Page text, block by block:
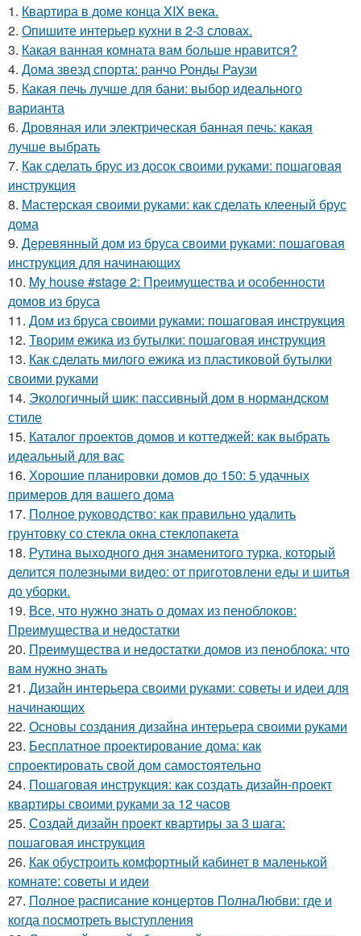
1. Квартира в доме конца XIX века.
2. Опишите интерьер кухни в 2-3 словах.
3. Какая ванная комната вам больше нравится?
4. Дома звезд спорта: ранчо Ронды Раузи
5. Какая печь лучше для бани: выбор идеального
варианта
6. Дровяная или электрическая банная печь: какая
лучше выбрать
7. Как сделать брус из досок своими руками: пошаговая
инструкция
8. Мастерская своими руками: как сделать клееный брус
дома
9. Деревянный дом из бруса своими руками: пошаговая
инструкция для начинающих
10. My house #stage 2: Преимущества и особенности
домов из бруса
11. Дом из бруса своими руками: пошаговая инструкция
12. Творим ежика из бутылки: пошаговая инструкция
13. Как сделать милого ежика из пластиковой бутылки
своими руками
14. Экологичный шик: пассивный дом в нормандском
стиле
15. Каталог проектов домов и коттеджей: как выбрать
идеальный для вас
16. Хорошие планировки домов до 150: 5 удачных
примеров для вашего дома
17. Полное руководство: как правильно удалить
грунтовку со стекла окна стеклопакета
18. Рутина выходного дня знаменитого турка, который
делится полезными видео: от приготовлени еды и шитья
до уборки.
19. Все, что нужно знать о домах из пеноблоков:
Преимущества и недостатки
20. Преимущества и недостатки домов из пеноблока: что
вам нужно знать
21. Дизайн интерьера своими руками: советы и идеи для
начинающих
22. Основы создания дизайна интерьера своими руками
23. Бесплатное проектирование дома: как
спроектировать свой дом самостоятельно
24. Пошаговая инструкция: как создать дизайн-проект
квартиры своими руками за 12 часов
25. Создай дизайн проект квартиры за 3 шага:
пошаговая инструкция
26. Как обустроить комфортный кабинет в маленькой
комнате: советы и идеи
27. Полное расписание концертов ПолнаЛюбви: где и
когда посмотреть выступления